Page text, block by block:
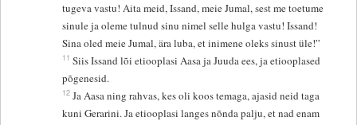
tugeva vastu! Aita meid, Issand, meie Jumal, sest me toetume
sinule ja oleme tulnud sinu nimel selle hulga vastu! Issand!
Sina oled meie Jumal, ära luba, et inimene oleks sinust üle!”
11 Siis Issand lõi etiooplasi Aasa ja Juuda ees, ja etiooplased
põgenesid.
12 Ja Aasa ning rahvas, kes oli koos temaga, ajasid neid taga
kuni Gerarini. Ja etiooplasi langes nõnda palju, et nad enam